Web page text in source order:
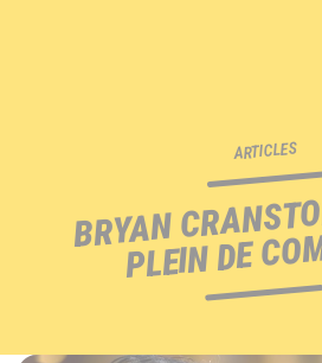
ARTICLES
BRYANPLEIN DE